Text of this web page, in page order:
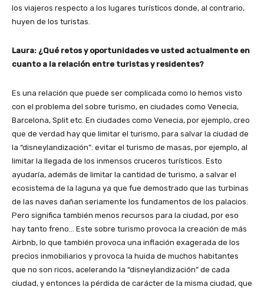
los viajeros respecto a los lugares turísticos donde, al contrario,
huyen de los turistas.
Laura: ¿Qué retos y oportunidades ve usted actualmente en
cuanto a la relación entre turistas y residentes?
Es una relación que puede ser complicada como lo hemos visto
con el problema del sobre turismo, en ciudades como Venecia,
Barcelona, Split etc. En ciudades como Venecia, por ejemplo, creo
que de verdad hay que limitar el turismo, para salvar la ciudad de
la “disneylandización”: evitar el turismo de masas, por ejemplo, al
limitar la llegada de los inmensos cruceros turísticos. Esto
ayudaría, además de limitar la cantidad de turismo, a salvar el
ecosistema de la laguna ya que fue demostrado que las turbinas
de las naves dañan seriamente los fundamentos de los palacios.
Pero significa también menos recursos para la ciudad, por eso
hay tanto freno… Este sobre turismo provoca la creación de más
Airbnb, lo que también provoca una inflación exagerada de los
precios inmobiliarios y provoca la huida de muchos habitantes
que no son ricos, acelerando la “disneylandización” de cada
ciudad, y entonces la pérdida de carácter de la misma ciudad, que